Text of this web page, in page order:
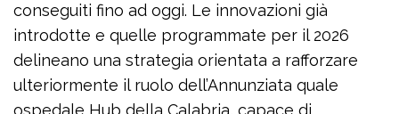
conseguiti fino ad oggi. Le innovazioni già
introdotte e quelle programmate per il 2026
delineano una strategia orientata a rafforzare
ulteriormente il ruolo dell’Annunziata quale
ospedale Hub della Calabria, capace di